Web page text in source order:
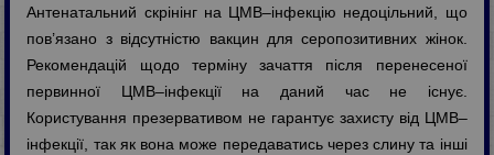
Антенатальний скрінінг на ЦМВ–інфекцію недоцільний, що
пов’язано з відсутністю вакцин для серопозитивних жінок.
Рекомендацій щодо терміну зачаття після перенесеної
первинної ЦМВ–інфекції на даний час не існує.
Користування презервативом не гарантує захисту від ЦМВ–
інфекції, так як вона може передаватись через слину та інші